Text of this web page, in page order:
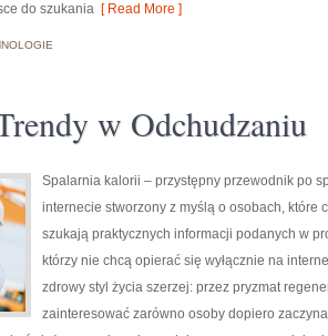
do szukania [ Read More ]
w Odchudzaniu
Spalarnia kalorii – przystępny przewodnik po
internecie stworzony z myślą o osobach, które
szukają praktycznych informacji podanych w
którzy nie chcą opierać się wyłącznie na
zdrowy styl życia szerzej: przez pryzmat
zainteresować zarówno osoby dopiero